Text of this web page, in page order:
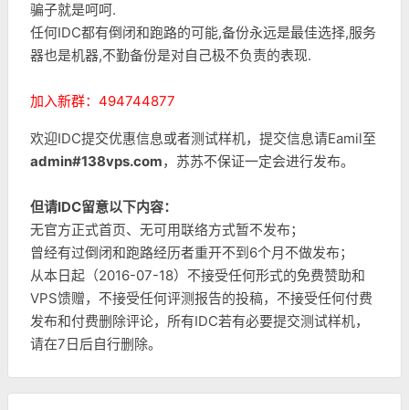
骗子就是呵呵.
任何IDC都有倒闭和跑路的可能,备份永远是最佳选择,服务
器也是机器,不勤备份是对自己极不负责的表现.
加入新群：494744877
欢迎IDC提交优惠信息或者测试样机，提交信息请Eamil至
admin#138vps.com，苏苏不保证一定会进行发布。
但请IDC留意以下内容：
无官方正式首页、无可用联络方式暂不发布；
曾经有过倒闭和跑路经历者重开不到6个月不做发布；
从本日起（2016-07-18）不接受任何形式的免费赞助和
VPS馈赠，不接受任何评测报告的投稿，不接受任何付费
发布和付费删除评论，所有IDC若有必要提交测试样机，
请在7日后自行删除。